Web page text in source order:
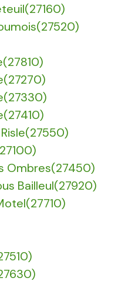
Ombres(27450)
Bailleul(27920)